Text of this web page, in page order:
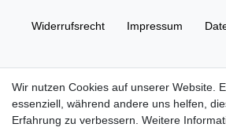
Widerrufs­recht Impressum
© Copyright 2026 | Alle Rechte
Wir nutzen Cookies auf unserer Website.
essenziell, während andere uns helfen,
Erfahrung zu verbessern. Weitere